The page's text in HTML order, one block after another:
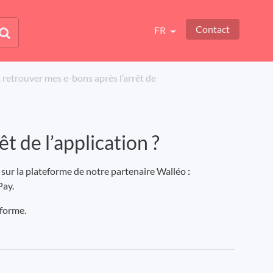
FR Contact
retrouver mes e-bons après l’arrêt de
de l’application ?
la plateforme de notre partenaire Walléo :